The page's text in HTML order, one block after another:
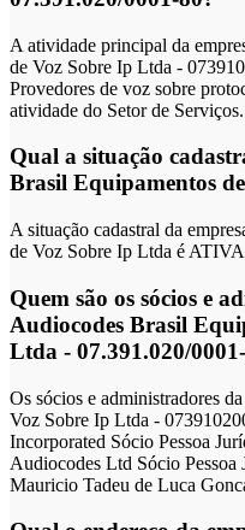
A atividade principal da
de Voz Sobre Ip Ltda -
Provedores de voz sobre
atividade do Setor de Serviços.
Qual a situação
Brasil Equipamentos
A situação cadastral da
de Voz Sobre Ip Ltda é
Quem são os sócios e
Audiocodes Brasil
Ltda - 07.391.020/
Os sócios e administradores
Voz Sobre Ip Ltda -
Incorporated Sócio Pessoa
Audiocodes Ltd Sócio
Mauricio Tadeu de Luca